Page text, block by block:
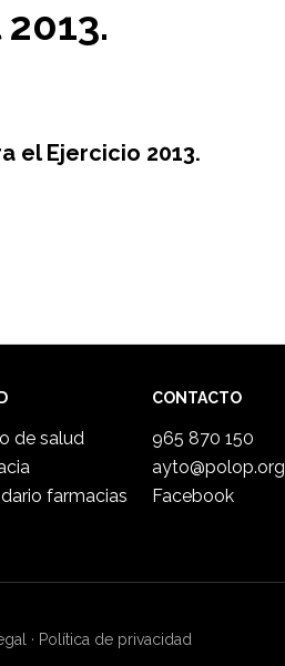
el Ejercicio 2013.
de salud
farmacias
CONTACTO
965 870 150
ayto@polop.org
Facebook
· Política de privacidad